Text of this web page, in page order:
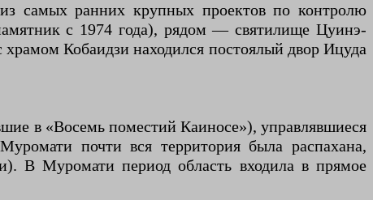
самых ранних крупных проектов по контролю
с 1974 года), рядом — святилище Цуинэ-
Кобаидзи находился постоялый двор Ицуда
в «Восемь поместий Каиносе»), управлявшиеся
почти вся территория была распахана,
В Муромати период область входила в прямое